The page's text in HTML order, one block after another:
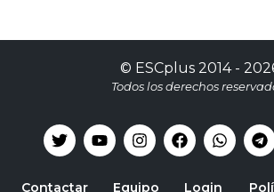
© ESCplus2014 -
Todos los derechos
Contactar Equipo Login